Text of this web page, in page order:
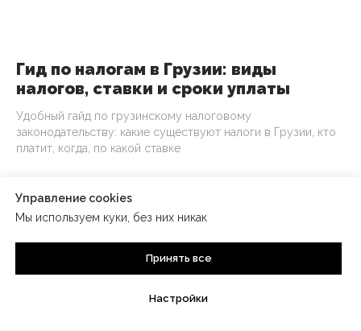
Гид по налогам в Грузии: виды
налогов, ставки и сроки уплаты
Удобный гайд по грузинскому налоговому
законодательству: какие существуют налоги в Грузии, кто
платит, когда, по какой ставке
Есть задача
или вопрос?
Управление cookies
Мы используем куки, без них никак
Принять все
Настройки